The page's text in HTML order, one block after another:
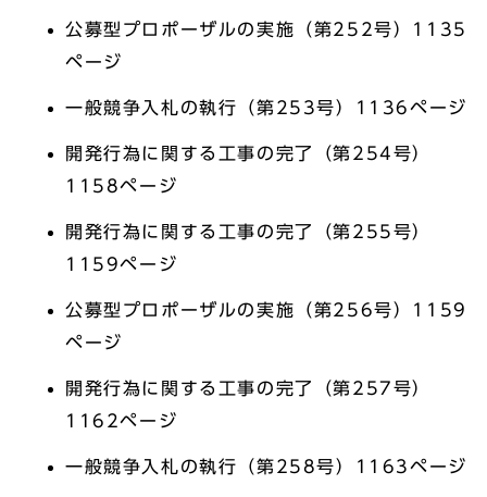
公募型プロポーザルの実施（第252号）1135
ページ
一般競争入札の執行（第253号）1136ページ
開発行為に関する工事の完了（第254号）
1158ページ
開発行為に関する工事の完了（第255号）
1159ページ
公募型プロポーザルの実施（第256号）1159
ページ
開発行為に関する工事の完了（第257号）
1162ページ
一般競争入札の執行（第258号）1163ページ